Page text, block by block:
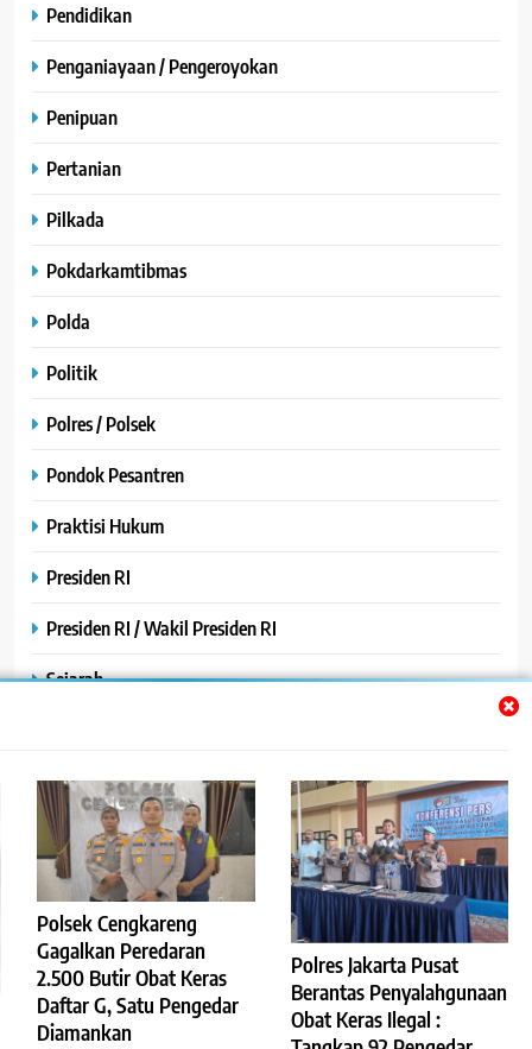
Polsek Cengkareng
Gagalkan Peredaran
2.500 Butir Obat Keras
Daftar G, Satu Pengedar
Diamankan
Polres Jakarta Pusat
Berantas Penyalahgunaan
Obat Keras Ilegal :
Pendidikan
Penganiayaan / Pengeroyokan
Penipuan
Pertanian
Pilkada
Pokdarkamtibmas
Polda
Politik
Polres / Polsek
Pondok Pesantren
Praktisi Hukum
Presiden RI
Presiden RI / Wakil Presiden RI
Sejarah
SPPG /MBG
TNI AU
TNI POLRI
Uncategorized
Yayasan